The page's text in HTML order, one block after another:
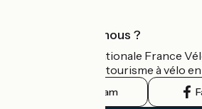
Qui sommes-nous ?
L'association nationale France
guide officiel du tourisme à vélo
Instagram